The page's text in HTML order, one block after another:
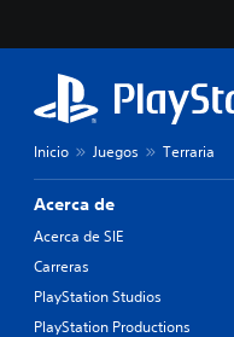
Inicio Juegos Terraria
Acerca de
Acerca de SIE
Carreras
PlayStation Studios
PlayStation Productions